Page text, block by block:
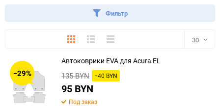
Фильтр
ПлиткаПодробноКомпактно 30
−29%
Автоковрики EVA для Acura EL
135 BYN −40 BYN
95 BYN
Под заказ